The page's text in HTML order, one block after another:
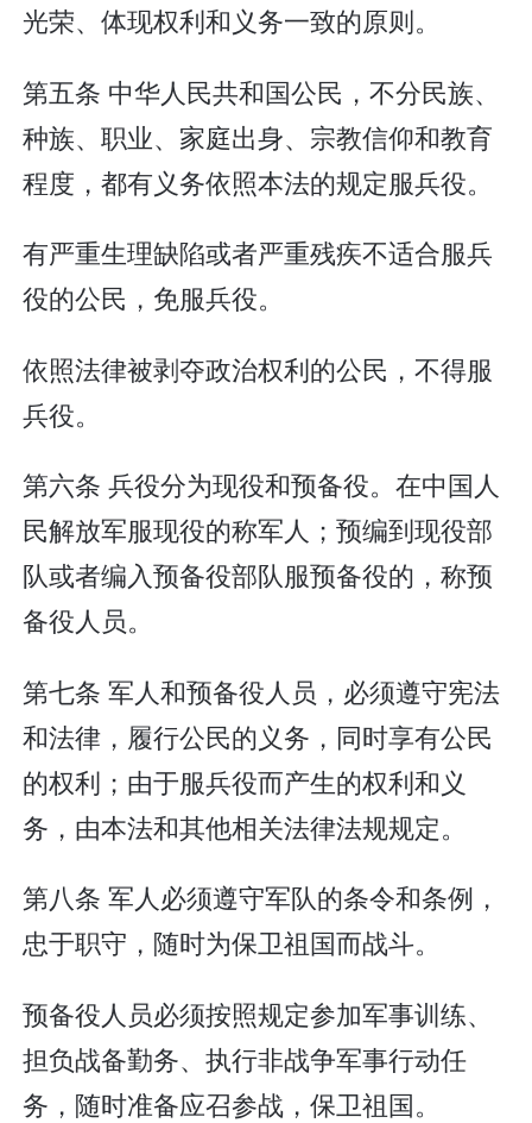
光荣、体现权利和义务一致的原则。
第五条 中华人民共和国公民，不分民族、
种族、职业、家庭出身、宗教信仰和教育
程度，都有义务依照本法的规定服兵役。
有严重生理缺陷或者严重残疾不适合服兵
役的公民，免服兵役。
依照法律被剥夺政治权利的公民，不得服
兵役。
第六条 兵役分为现役和预备役。在中国人
民解放军服现役的称军人；预编到现役部
队或者编入预备役部队服预备役的，称预
备役人员。
第七条 军人和预备役人员，必须遵守宪法
和法律，履行公民的义务，同时享有公民
的权利；由于服兵役而产生的权利和义
务，由本法和其他相关法律法规规定。
第八条 军人必须遵守军队的条令和条例，
忠于职守，随时为保卫祖国而战斗。
预备役人员必须按照规定参加军事训练、
担负战备勤务、执行非战争军事行动任
务，随时准备应召参战，保卫祖国。